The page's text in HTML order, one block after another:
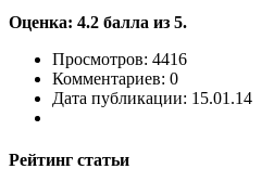
Оценка: 4.2 балла из 5.
Просмотров: 4416
Комментариев: 0
Дата публикации: 15.01.14
Рейтинг статьи